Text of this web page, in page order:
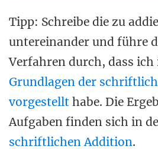
Tipp: Schreibe die zu
untereinander und führe
Verfahren durch, dass ich
Grundlagen der
vorgestellt habe. Die
Aufgaben finden sich in
schriftlichen Addition.